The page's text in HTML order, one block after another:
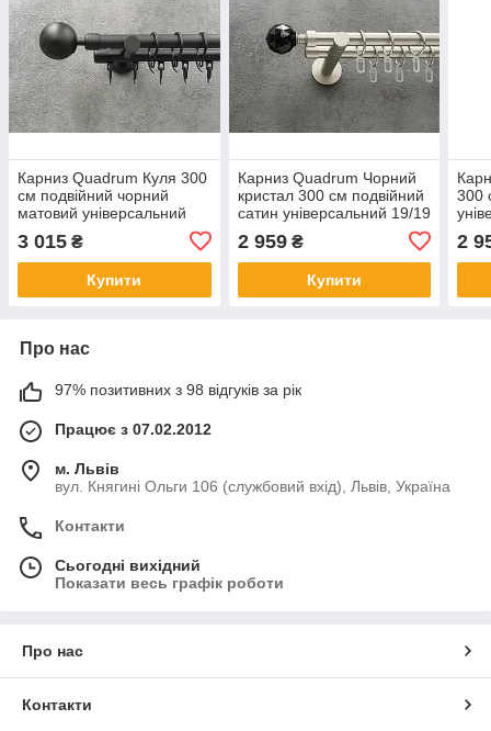
Карниз Quadrum Куля 300
см подвійний чорний
матовий універсальний
імпресійна (кільця з
гачками)
3 015 ₴
Купити
Карниз Quadrum Чорний
кристал 300 см подвійний
сатин універсальний 19/19
гачками)
2 959₴
Купити
300
2
Про нас
97% позитивних з 98 відгуків за рік
Працює з 07.02.2012
м. Львів
вул. Княгині Ольги 106 (службовий вхід), Львів, Україна
Контакти
Сьогодні вихідний
Показати весь графік роботи
Про нас
Контакти